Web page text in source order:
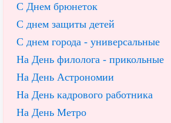
С Днем брюнеток
С днем защиты детей
С днем города - универсальные
На День филолога - прикольные
На День Астрономии
На День кадрового работника
На День Метро